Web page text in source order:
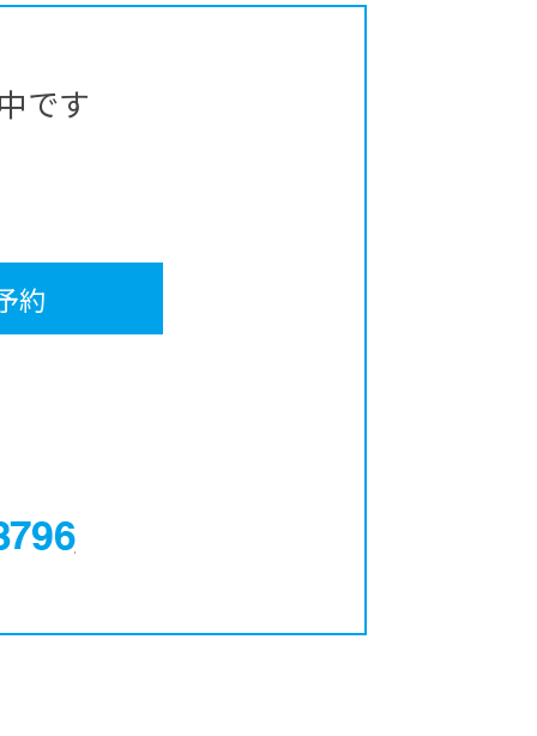
です
約
0120-12-3796